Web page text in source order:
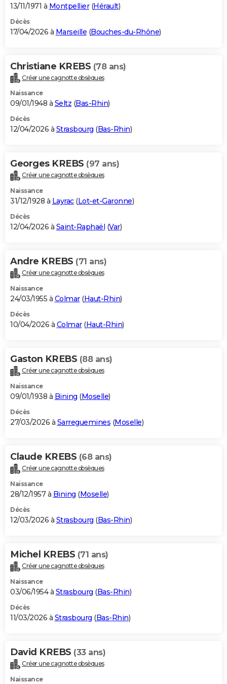
13/11/1971 à Montpellier(Hérault)
Décès
17/04/2026 à Marseille (Bouches-du-Rhône)
Christiane KREBS (78 ans)
Créer une cagnotte obsèques
Naissance
09/01/1948 à Seltz (Bas-Rhin)
Décès
12/04/2026 à Strasbourg (Bas-Rhin)
Georges KREBS (97 ans)
Créer une cagnotte obsèques
Naissance
31/12/1928 à Layrac(Lot-et-Garonne)
Décès
12/04/2026 à Saint-Raphaël (Var)
Andre KREBS (71 ans)
Créer une cagnotte obsèques
Naissance
24/03/1955 à Colmar(Haut-Rhin)
Décès
10/04/2026 à Colmar(Haut-Rhin)
Gaston KREBS (88 ans)
Créer une cagnotte obsèques
Naissance
09/01/1938 à Bining (Moselle)
Décès
27/03/2026 à Sarreguemines (Moselle)
Claude KREBS (68 ans)
Créer une cagnotte obsèques
Naissance
28/12/1957 à Bining (Moselle)
Décès
12/03/2026 à Strasbourg (Bas-Rhin)
Michel KREBS (71 ans)
Créer une cagnotte obsèques
Naissance
03/06/1954 à Strasbourg (Bas-Rhin)
Décès
11/03/2026 à Strasbourg (Bas-Rhin)
David KREBS (33 ans)
Créer une cagnotte obsèques
Naissance